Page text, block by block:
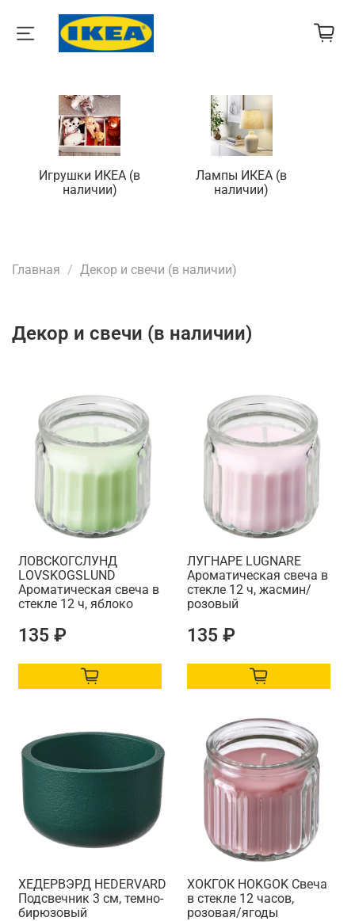
Игрушки ИКЕА (в
наличии)
Лампы ИКЕА (в
наличии)
Главная Декор и свечи (в наличии)
Декор и свечи (в наличии)
ЛОВСКОГСЛУНД
LОVSKOGSLUND
Ароматическая свеча в
стекле 12 ч, яблоко
135 ₽
ЛУГНАРЕ LUGNARE
Ароматическая свеча в
стекле 12 ч, жасмин/
розовый
135 ₽
ХЕДЕРВЭРД HEDERVАRD
Подсвечник 3 см, темно-
бирюзовый
ХОКГОК HОKGОK Свеча
в стекле 12 часов,
розовая/ягоды